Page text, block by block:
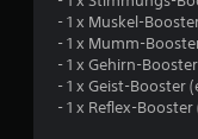
- 1 x Muskel-
- 1 x Mumm-
- 1 x Gehirn-
- 1 x Geist-Booster
- 1 x Reflex-